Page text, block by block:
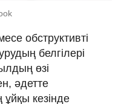
обструктивті
белгілері
өзі
әдетте
кезінде